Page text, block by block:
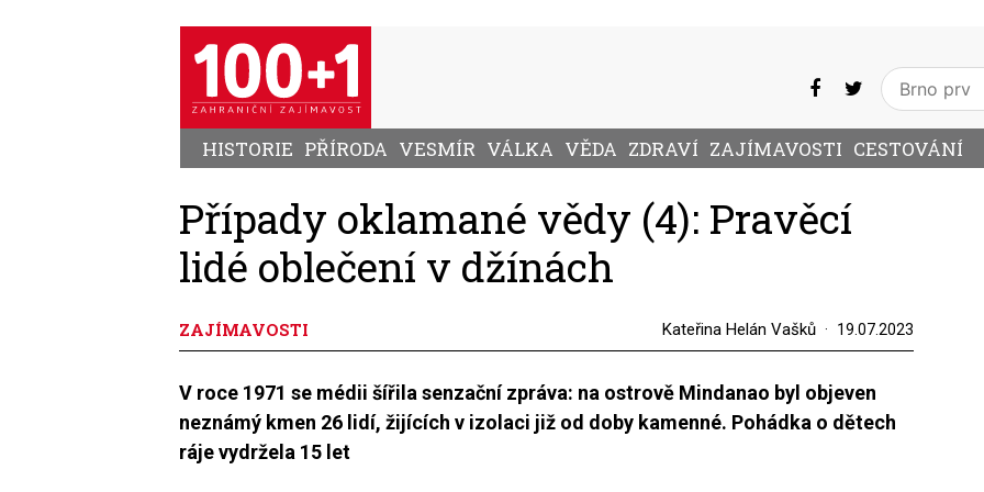
HISTORIE PŘÍRODA VESMÍR VÁLKA VĚDA ZDRAVÍ ZAJÍMAVOSTI CESTOVÁNÍ
Případy oklamané vědy (4): Pravěcí
lidé oblečení v džínách
ZAJÍMAVOSTI Kateřina Helán Vašků 19.07.2023
V roce 1971 se médii šířila senzační zpráva: na ostrově Mindanao byl objeven
neznámý kmen 26 lidí, žijících v izolaci již od doby kamenné. Pohádka o dětech
ráje vydržela 15 let